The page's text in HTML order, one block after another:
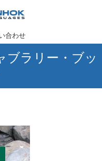
合わせ
ブラリー・ブッ